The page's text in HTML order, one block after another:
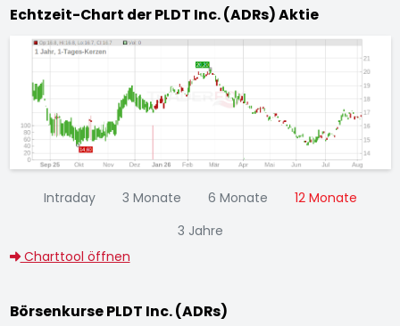
Echtzeit-Chart der PLDT Inc. (ADRs) Aktie
Intraday 3 Monate 6 Monate
12 Monate
3 Jahre
Charttool öffnen
Börsenkurse PLDT Inc. (ADRs)